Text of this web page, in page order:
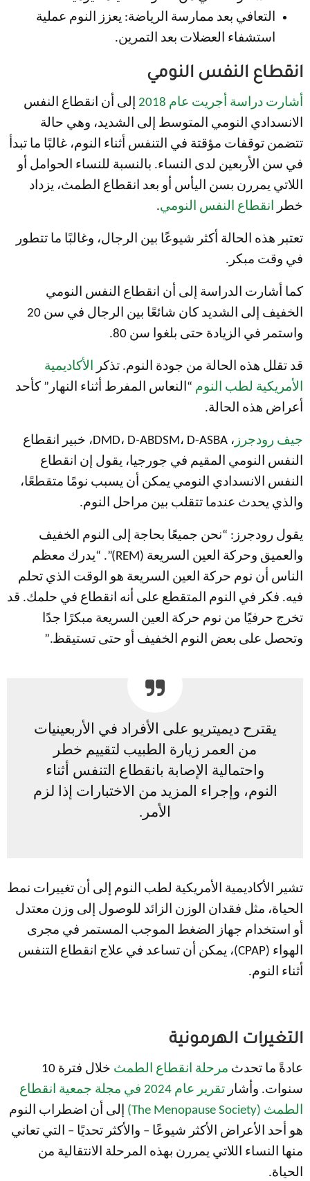
التعافي بعد ممارسة الرياضة: يعزز النوم عملية
استشفاء العضلات بعد التمرين.
انقطاع النفس النومي
أشارت دراسة أجريت عام 2018
إلى أن انقطاع النفس
الانسدادي النومي المتوسط إلى الشديد، وهي حالة
تتضمن توقفات مؤقتة في التنفس أثناء النوم، غالبًا ما تبدأ
في سن الأربعين لدى النساء. بالنسبة للنساء الحوامل أو
اللاتي يمررن بسن اليأس أو بعد انقطاع الطمث، يزداد
خطر
انقطاع النفس النومي.
تعتبر هذه الحالة أكثر شيوعًا بين الرجال، وغالبًا ما تتطور
في وقت مبكر.
كما أشارت الدراسة إلى أن انقطاع النفس النومي
الخفيف إلى الشديد كان شائعًا بين الرجال في سن 20
واستمر في الزيادة حتى بلغوا سن 80.
قد تقلل هذه الحالة من جودة النوم. تذكر
الأكاديمية
الأمريكية لطب النوم “النعاس المفرط أثناء النهار” كأحد
أعراض هذه الحالة.
جيف رودجرز
، DMD، D-ABDSM، D-ASBA، خبير انقطاع
النفس النومي المقيم في جورجيا، يقول إن انقطاع
النفس الانسدادي النومي يمكن أن يسبب نومًا متقطعًا،
والذي يحدث عندما تتقلب بين مراحل النوم.
يقول رودجرز: “نحن جميعًا بحاجة إلى النوم الخفيف
والعميق وحركة العين السريعة (REM)”. “يدرك معظم
الناس أن نوم حركة العين السريعة هو الوقت الذي تحلم
فيه. فكر في النوم المتقطع على أنه انقطاع في حلمك. قد
تخرج حرفيًا من نوم حركة العين السريعة مبكرًا جدًا
وتحصل على بعض النوم الخفيف أو حتى تستيقظ.”
يقترح ديميتريو على الأفراد في الأربعينيات
من العمر زيارة الطبيب لتقييم خطر
واحتمالية الإصابة بانقطاع التنفس أثناء
النوم، وإجراء المزيد من الاختبارات إذا لزم
الأمر.
تشير الأكاديمية الأمريكية لطب النوم إلى أن تغييرات نمط
الحياة، مثل فقدان الوزن الزائد للوصول إلى وزن معتدل
أو استخدام جهاز الضغط الموجب المستمر في مجرى
الهواء (CPAP)، يمكن أن تساعد في علاج انقطاع التنفس
أثناء النوم.
التغيرات الهرمونية
عادةً ما تحدث مرحلة انقطاع الطمث
خلال فترة 10
سنوات. وأشار
تقرير عام 2024 في مجلة جمعية انقطاع
الطمث (The Menopause Society)
إلى أن اضطراب النوم
هو أحد الأعراض الأكثر شيوعًا – والأكثر تحديًا – التي تعاني
منها النساء اللاتي يمررن بهذه المرحلة الانتقالية من
الحياة.